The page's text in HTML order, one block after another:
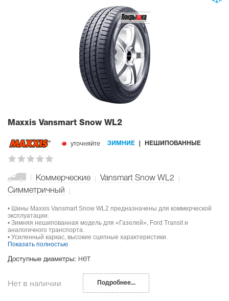
Maxxis Vansmart Snow WL2
уточняйте ЗИМНИЕ НЕШИПОВАННЫЕ
Коммерческие
Vansmart Snow WL2
Симметричный
• Шины Maxxis Vansmart Snow WL2 предназначены для коммерческой
эксплуатации.
• Зимняя нешипованная модель для «Газелей», Ford Transit и
аналогичного транспорта.
• Усиленный каркас, высокие сцепные характеристики.
Показать полностью
Доступные диаметры: нет
Нет в наличии Подробнее...